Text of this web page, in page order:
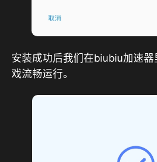
安装成功后我们在biubiu加速
戏流畅运行。